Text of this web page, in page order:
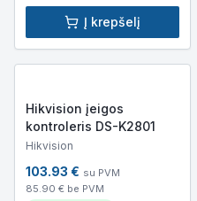
Į krepšelį
Hikvision įeigos
kontroleris DS-K2801
Hikvision
103.93 € su PVM
85.90 € be PVM